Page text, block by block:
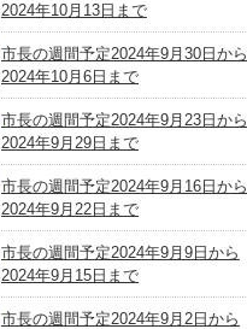
2024年10月13日まで
市長の週間予定2024年9月30日から
2024年10月6日まで
市長の週間予定2024年9月23日から
2024年9月29日まで
市長の週間予定2024年9月16日から
2024年9月22日まで
市長の週間予定2024年9月9日から
2024年9月15日まで
市長の週間予定2024年9月2日から